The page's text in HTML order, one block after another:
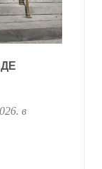
. в